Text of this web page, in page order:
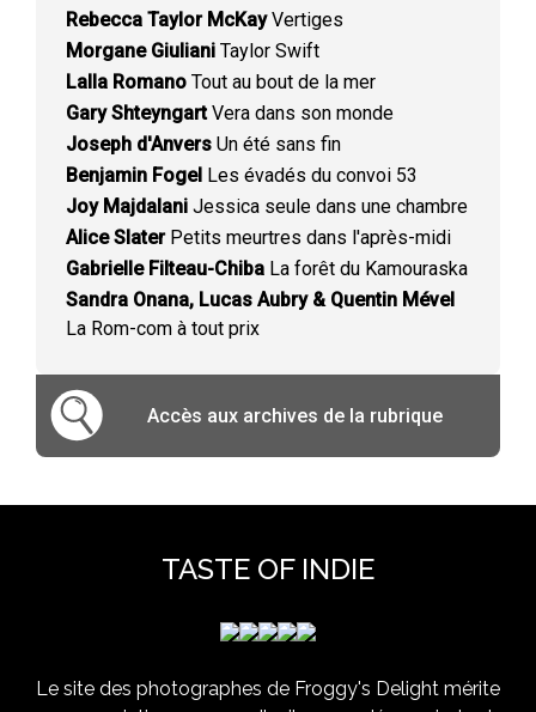
Rebecca Taylor McKayVertiges
Morgane Giuliani Taylor Swift
Lalla Romano Tout au bout de la mer
Gary ShteyngartVera dans son monde
Joseph d'Anvers Un été sans fin
Benjamin Fogel Les évadés du convoi 53
Joy Majdalani Jessica seule dans une chambre
Alice SlaterPetits meurtres dans l'après-midi
Gabrielle Filteau-Chiba La forêt du Kamouraska
Sandra Onana, Lucas Aubry & Quentin Mével
La Rom-com à tout prix
Accès aux archives de la rubrique
TASTE OF INDIE
Le site des photographes de Froggy's Delight mérite